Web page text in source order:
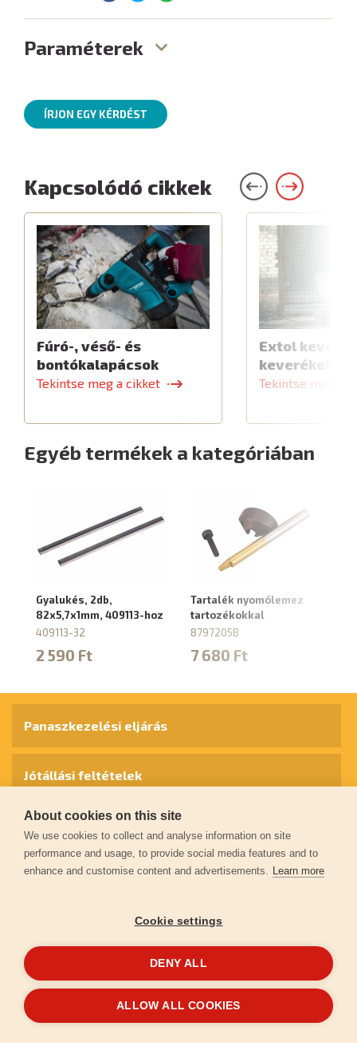
Paraméterek
ÍRJON EGY KÉRDÉST
Kapcsolódó cikkek
Fúró-, véső- és
bontókalapácsok
Tekintse meg a cikket
Extol
Tekintse meg a
Egyéb termékek a kategóriában
Gyalukés, 2db,
82x5,7x1mm, 409113-hoz
409113-32
2 590 Ft
Tartalék nyomólemez
tartozékokkal
8797205B
7 680 Ft
© 2026extol.hu- Minden jog fenntartva
Panaszkezelési eljárás
Jótállási feltételek
Személyes adatok védelme
Kapcsolat
Garancia regisztráció
LétrehoztaFEO
About cookies on this site
We use cookies to collect and analyse information on site
performance and usage, to provide social media features and to
enhance and customise content and advertisements. Learn more
Cookie settings
DENY ALL
ALLOW ALL COOKIES